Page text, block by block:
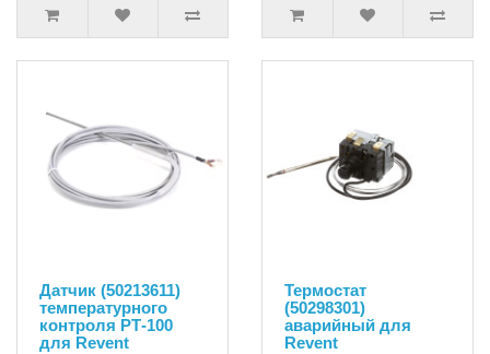
Датчик (50213611)
температурного
контроля РТ-100
для Revent
Термостат
(50298301)
аварийный для
Revent